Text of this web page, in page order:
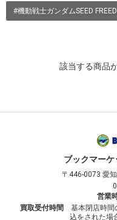
#機動戦士ガンダムSEED
該当する商品
ブックマーケ
〒446-0073 愛
営業
買取受付時間
基本閉店時
込をされた場